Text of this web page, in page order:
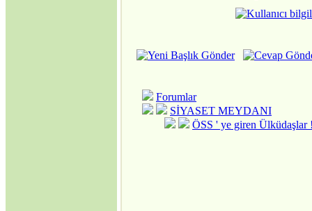
Forumlar
SİYASET MEYDANI
ÖSS ' ye giren